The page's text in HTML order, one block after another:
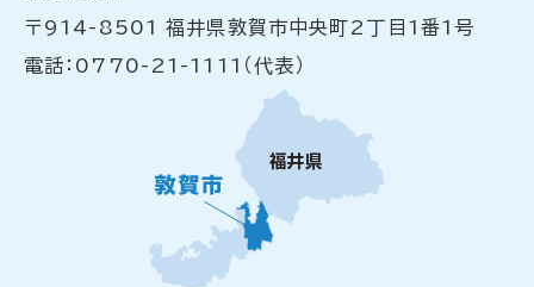
〒914-8501 福井県敦賀市中央町2丁目1番1号
電話：0770-21-1111（代表）